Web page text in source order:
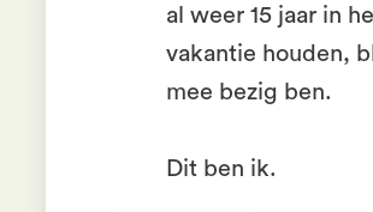
al weer 15 jaar in
vakantie houden,
mee bezig ben.
Dit ben ik.